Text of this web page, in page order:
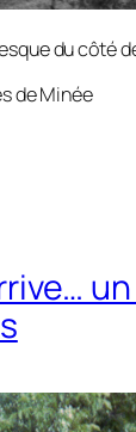
du côté
de Minée